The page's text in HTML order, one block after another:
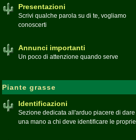
Presentazioni
Scrivi qualche parola su di te, vogliamo
conoscerti
Annunci importanti
Un poco di attenzione quando serve
Piante grasse
Identificazioni
Sezione dedicata all'arduo piacere di dare
una mano a chi deve identificare le proprie